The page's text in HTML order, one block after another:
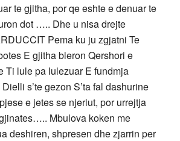
te gjitha, por qe eshte e denuar te
dot ….. Dhe u nisa drejte
Pema ku ju zgjatni Te
E gjitha bleron Qershori e
Ti lule pa lulezuar E fundmja
s’te gezon S’ta fal dashurine
e jetes se njeriut, por urrejtja
Mbulova koken me
deshiren, shpresen dhe zjarrin per